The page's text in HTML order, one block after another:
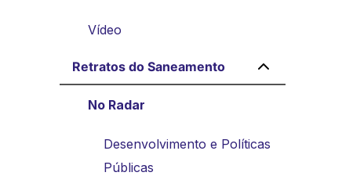
Vídeo
Retratos do Saneamento
No Radar
Desenvolvimento e Políticas
Públicas